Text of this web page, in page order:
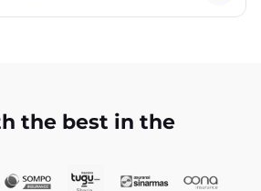
the best in the